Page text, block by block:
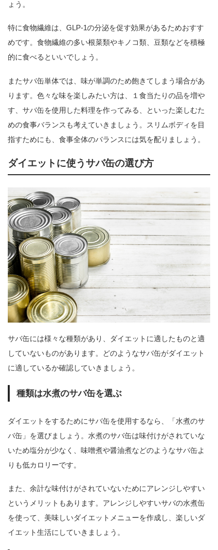
ょう。
特に食物繊維は、GLP-1の分泌を促す効果があるためおすす
めです。食物繊維の多い根菜類やキノコ類、豆類などを積極
的に食べるといいでしょう。
またサバ缶単体では、味が単調のため飽きてしまう場合があ
ります。色々な味を楽しみたい方は、１食当たりの品を増や
す、サバ缶を使用した料理を作ってみる、といった楽しむた
めの食事バランスも考えていきましょう。スリムボディを目
指すためにも、食事全体のバランスには気を配りましょう。
ダイエットに使うサバ缶の選び方
サバ缶には様々な種類があり、ダイエットに適したものと適
していないものがあります。どのようなサバ缶がダイエット
に適しているか確認していきましょう。
種類は水煮のサバ缶を選ぶ
ダイエットをするためにサバ缶を使用するなら、「水煮のサ
バ缶」を選びましょう。水煮のサバ缶は味付けがされていな
いため塩分が少なく、味噌煮や醤油煮などのようなサバ缶よ
りも低カロリーです。
また、余計な味付けがされていないためにアレンジしやすい
というメリットもあります。アレンジしやすいサバの水煮缶
を使って、美味しいダイエットメニューを作成し、楽しいダ
イエット生活にしていきましょう。